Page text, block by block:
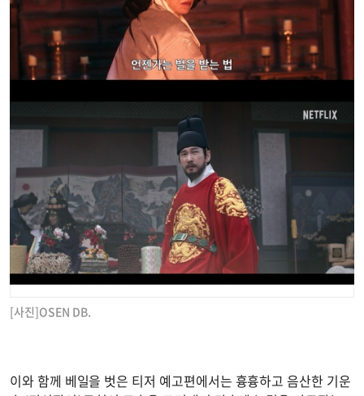
[사진]OSEN DB.
이와 함께 베일을 벗은 티저 예고편에서는 흉흉하고 음산한 기운